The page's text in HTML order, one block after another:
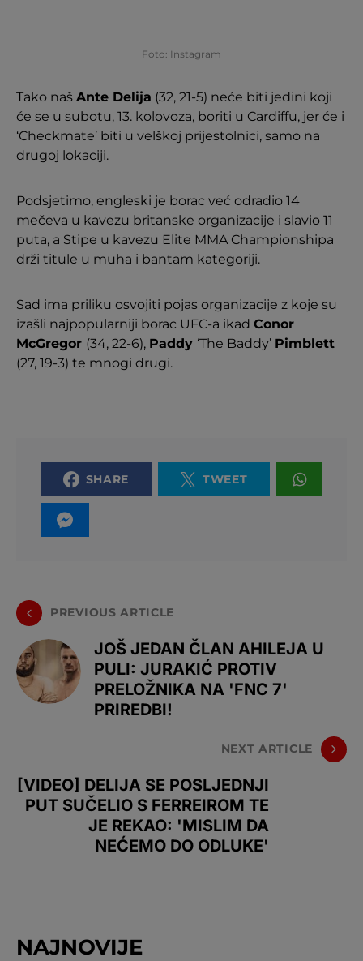
Foto: Instagram
Tako naš Ante Delija (32, 21-5) neće biti jedini koji
će se u subotu, 13. kolovoza, boriti u Cardiffu, jer će i
‘Checkmate’ biti u velškoj prijestolnici, samo na
drugoj lokaciji.
Podsjetimo, engleski je borac već odradio 14
mečeva u kavezu britanske organizacije i slavio 11
puta, a Stipe u kavezu Elite MMA Championshipa
drži titule u muha i bantam kategoriji.
Sad ima priliku osvojiti pojas organizacije z koje su
izašli najpopularniji borac UFC-a ikad Conor
McGregor (34, 22-6), Paddy ‘The Baddy’ Pimblett
(27, 19-3) te mnogi drugi.
SHARE TWEET
PREVIOUS ARTICLE
JOŠ JEDAN ČLAN AHILEJA U
PULI: JURAKIĆ PROTIV
PRELOŽNIKA NA 'FNC 7'
PRIREDBI!
NEXT ARTICLE
[VIDEO] DELIJA SE POSLJEDNJI
PUT SUČELIO S FERREIROM TE
JE REKAO: 'MISLIM DA
NEĆEMO DO ODLUKE'
NAJNOVIJE